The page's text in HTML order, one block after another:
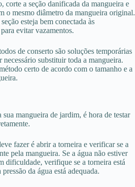
corte a seção danificada da mangueira e
o mesmo diâmetro da mangueira original.
esteja bem conectada às
evitar vazamentos.
de conserto são soluções temporárias
necessário substituir toda a mangueira.
certo de acordo com o tamanho e a
mangueira de jardim, é hora de testar
fazer é abrir a torneira e verificar se a
pela mangueira. Se a água não estiver
dificuldade, verifique se a torneira está
da água está adequada.